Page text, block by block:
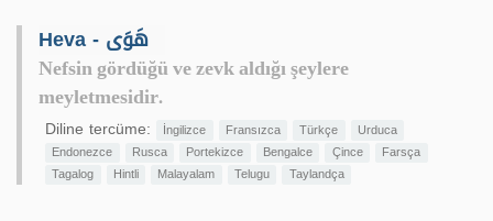
Heva - هَوَى
Nefsin gördüğü ve zevk aldığı şeylere
meyletmesidir.
Diline tercüme: İngilizce Fransızca Türkçe
Urduca
Endonezce
Rusca Portekizce Bengalce Çince
Farsça
Tagalog
Hintli Malayalam Telugu Taylandça